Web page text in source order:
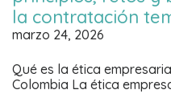
la contratación
marzo 24, 2026
Qué es la ética
Colombia La ética